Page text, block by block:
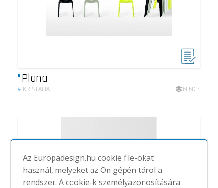
Plana
# KRISTALIA NINCS
Az Europadesign.hu cookie file-okat
használ, melyeket az Ön gépén tárol a
rendszer. A cookie-k személyazonosítására